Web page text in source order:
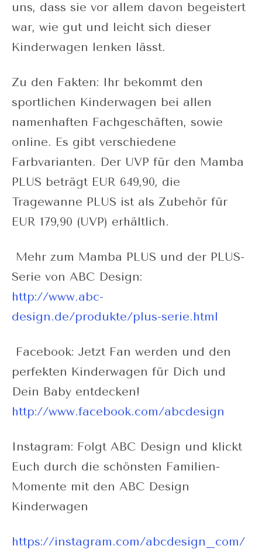
uns, dass sie vor allem davon begeistert
war, wie gut und leicht sich dieser
Kinderwagen lenken lässt.
Zu den Fakten: Ihr bekommt den
sportlichen Kinderwagen bei allen
namenhaften Fachgeschäften, sowie
online. Es gibt verschiedene
Farbvarianten. Der UVP für den Mamba
PLUS beträgt EUR 649,90, die
Tragewanne PLUS ist als Zubehör für
EUR 179,90 (UVP) erhältlich.
Mehr zum Mamba PLUS und der PLUS-
Serie von ABC Design:
http://www.abc-
design.de/produkte/plus-serie.html
Facebook: Jetzt Fan werden und den
perfekten Kinderwagen für Dich und
Dein Baby entdecken!
http://www.facebook.com/abcdesign
Instagram: Folgt ABC Design und klickt
Euch durch die schönsten Familien-
Momente mit den ABC Design
Kinderwagen
https://instagram.com/abcdesign_com/